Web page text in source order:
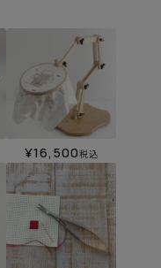
¥16,500税込